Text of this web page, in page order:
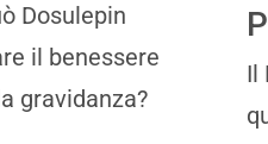
Dosulepin
il benessere
gravidanza?
Il